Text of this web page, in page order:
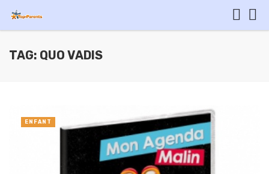
TAG: QUO VADIS
ENFANT